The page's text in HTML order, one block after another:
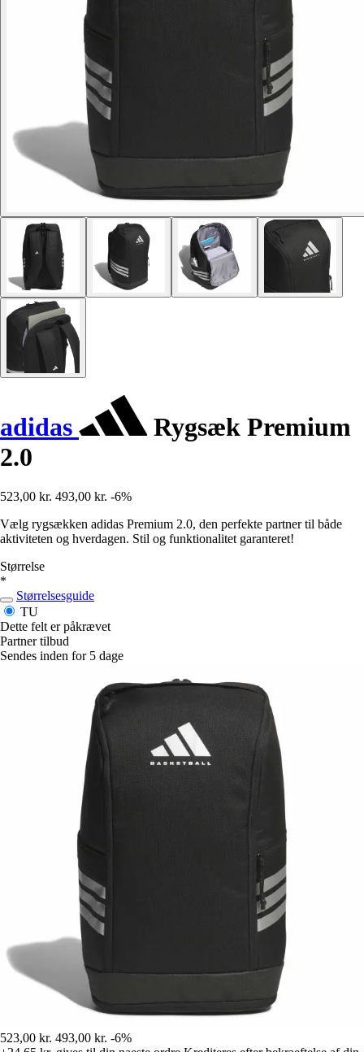
adidas
Rygsæk Premium
2.0
523,00 kr. 493,00 kr. -6%
Vælg rygsækken adidas Premium 2.0, den perfekte partner til både
aktiviteten og hverdagen. Stil og funktionalitet garanteret!
Størrelse
*
Størrelsesguide
TU
Dette felt er påkrævet
Partner tilbud
Sendes inden for 5 dage
523,00 kr. 493,00 kr. -6%